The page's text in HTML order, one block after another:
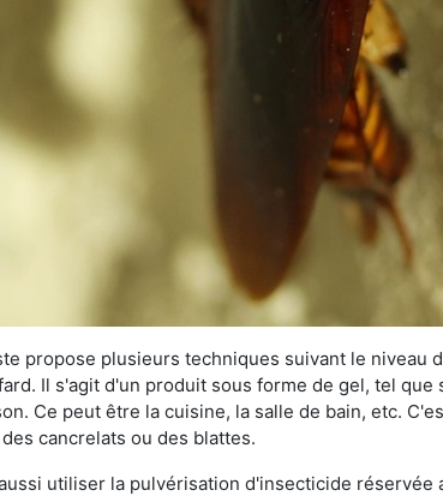
propose plusieurs techniques suivant le niveau
Il s'agit d'un produit sous forme de gel, tel
Ce peut être la cuisine, la salle de bain, etc.
cancrelats ou des blattes.
utiliser la pulvérisation d'insecticide